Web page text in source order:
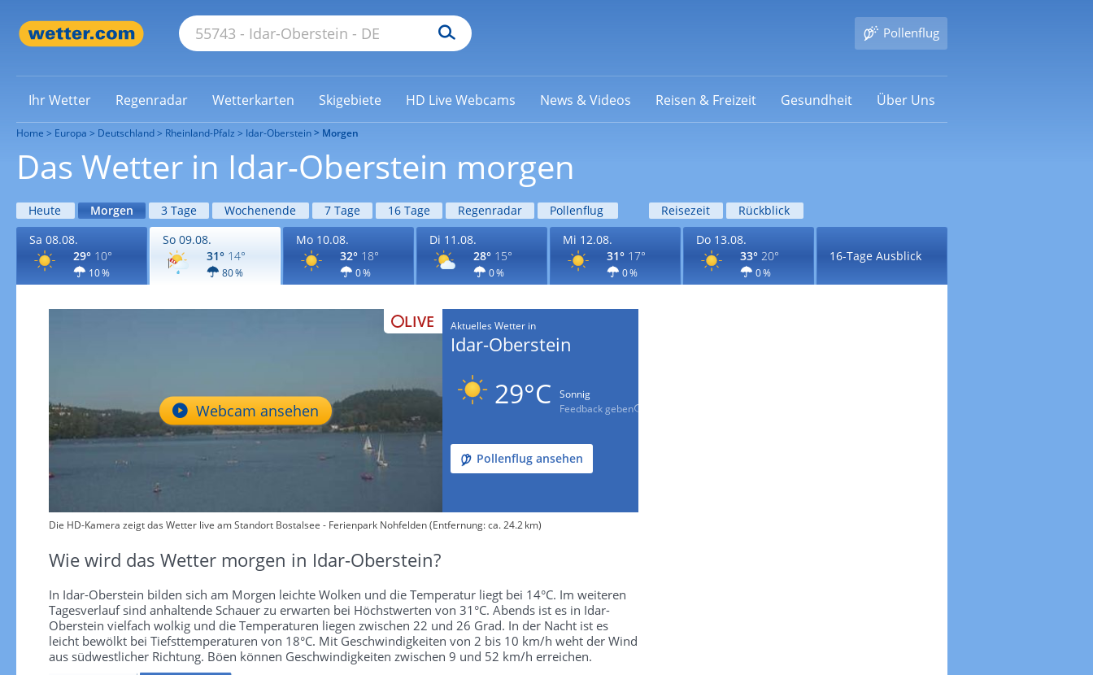
Pollenflug
Ihr Wetter Regenradar Wetterkarten Skigebiete HD Live Webcams News & Videos Reisen & Freizeit Gesundheit Über Uns
Home Europa Deutschland Rheinland-Pfalz Idar-Oberstein Morgen
Das Wetter in Idar-Oberstein morgen
Heute Morgen 3 Tage Wochenende 7 Tage 16 Tage Regenradar Pollenflug Reisezeit
Rückblick
Sa 08.08.
29° 10°
10 %
So 09.08.
31° 14°
80 %
Mo 10.08.
32° 18°
0 %
Di 11.08.
28° 15°
0 %
Mi 12.08.
31° 17°
0 %
Do 13.08.
33° 20°
0 %
16-Tage Ausblick
LIVE
Webcam ansehen
Aktuelles Wetter in
Idar-Oberstein
29°C
Sonnig
Feedback geben
Pollenflug ansehen
Die HD-Kamera zeigt das Wetter live am Standort Bostalsee - Ferienpark Nohfelden (Entfernung: ca. 24.2 km)
Wie wird das Wetter morgen in Idar-Oberstein?
In Idar-Oberstein bilden sich am Morgen leichte Wolken und die Temperatur liegt bei 14°C. Im weiteren
Tagesverlauf sind anhaltende Schauer zu erwarten bei Höchstwerten von 31°C. Abends ist es in Idar-
Oberstein vielfach wolkig und die Temperaturen liegen zwischen 22 und 26 Grad. In der Nacht ist es
leicht bewölkt bei Tiefsttemperaturen von 18°C. Mit Geschwindigkeiten von 2 bis 10 km/h weht der Wind
aus südwestlicher Richtung. Böen können Geschwindigkeiten zwischen 9 und 52 km/h erreichen.